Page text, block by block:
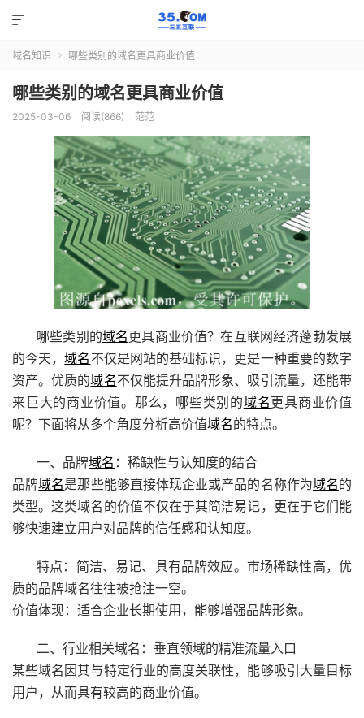

域名知识  哪些类别的域名更具商业价值
哪些类别的域名更具商业价值
2025-03-06 阅读(866) 范范
哪些类别的域名更具商业价值？在互联网经济蓬勃发展
的今天，域名 不仅是网站的基础标识，更是一种重要的数字
资产。优质的域名不仅能提升品牌形象、吸引流量，还能带
来巨大的商业价值。那么，哪些类别的域名更具商业价值
呢？下面将从多个角度分析高价值域名的特点。
一、品牌域名 ：稀缺性与认知度的结合
品牌域名是那些能够直接体现企业或产品的名称作为域名的
类型。这类域名的价值不仅在于其简洁易记，更在于它们能
够快速建立用户对品牌的信任感和认知度。
特点：简洁、易记、具有品牌效应。市场稀缺性高，优
质的品牌域名往往被抢注一空。
价值体现：适合企业长期使用，能够增强品牌形象。
二、行业相关域名：垂直领域的精准流量入口
某些域名因其与特定行业的高度关联性，能够吸引大量目标
用户，从而具有较高的商业价值。